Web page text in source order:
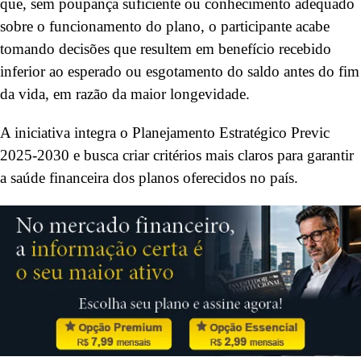
que, sem poupança suficiente ou conhecimento adequado
sobre o funcionamento do plano, o participante acabe
tomando decisões que resultem em benefício recebido
inferior ao esperado ou esgotamento do saldo antes do fim
da vida, em razão da maior longevidade.
A iniciativa integra o Planejamento Estratégico Previc
2025-2030 e busca criar critérios mais claros para garantir
a saúde financeira dos planos oferecidos no país.